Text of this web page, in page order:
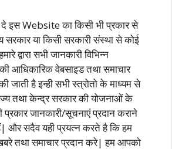
दे इस Website का किसी भी प्रकार से
सरकार या किसी सरकारी संस्था से कोई
द्वारा सभी जानकारी विभिन्न
की आधिकारिक वेबसाइड तथा समाचार
जाती है इन्ही सभी स्त्रोतो के माध्यम से
तथा केन्द्र सरकार की योजनाओं के
प्रकार जानकारी/सूचनाएं प्रदान कराने
और सदैव यही प्रयत्न करते है कि हम
तथा समाचार प्रदान करे| हम आपको